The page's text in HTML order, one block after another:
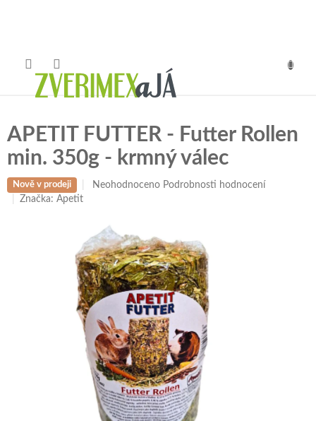
APETIT FUTTER - Futter Rollen
min. 350g - krmný válec
Nově v prodeji
Průměrné
0,0
z
5
hvězdiček.
Neohodnoceno Podrobnosti hodnocení
Značka:Apetit